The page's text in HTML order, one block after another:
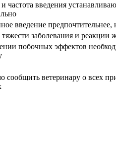
частота введения
введение предпочтительнее,
тяжести заболевания и реакции
побочных эффектов
сообщить ветеринару о всех